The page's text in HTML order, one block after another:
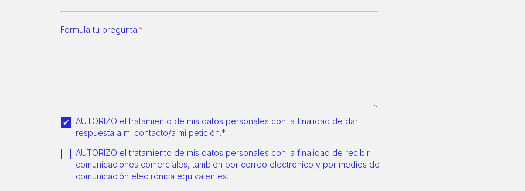
Formula tu pregunta
AUTORIZO el tratamiento de mis datos personales con la finalidad de dar
respuesta a mi contacto/a mi petición.*
AUTORIZO el tratamiento de mis datos personales con la finalidad de recibir
comunicaciones comerciales, también por correo electrónico y por medios de
comunicación electrónica equivalentes.